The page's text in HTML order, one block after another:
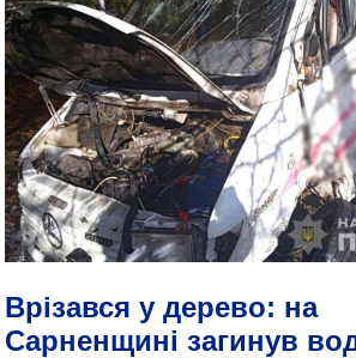
Врізався у дерево: на
Сарненщині загинув